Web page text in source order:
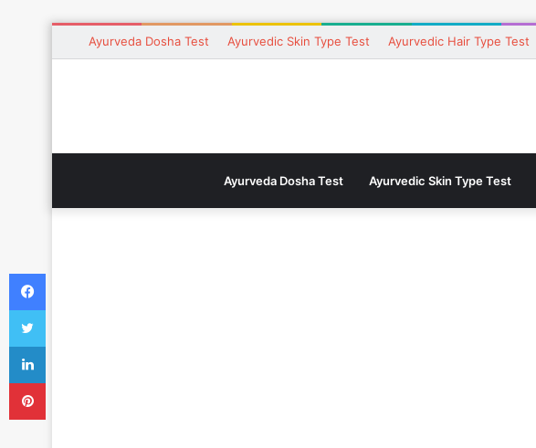
Ayurveda Dosha Test Ayurvedic Skin Type Test Ayurvedic Hair Type Test
Ayurveda Dosha Test Ayurvedic Skin Type Test
Facebook
Twitter
LinkedIn
Pinterest